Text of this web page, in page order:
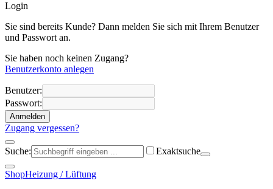
Login
Sie sind bereits Kunde? Dann melden Sie sich mit Ihrem Benutzer
und Passwort an.
Sie haben noch keinen Zugang?
Benutzerkonto anlegen
Benutzer:
Passwort:
Anmelden
Zugang vergessen?
Suche: Exaktsuche
ShopHeizung / Lüftung